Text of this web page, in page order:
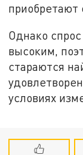
приобретают
Однако
высоким,
стараются
условиях